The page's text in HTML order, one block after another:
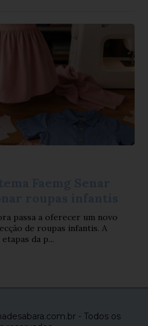
passa a oferecer um novo
de roupas infantis. A
da p...
- Todos os